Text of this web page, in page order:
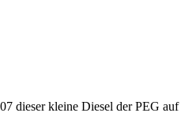
dieser kleine Diesel der PEG